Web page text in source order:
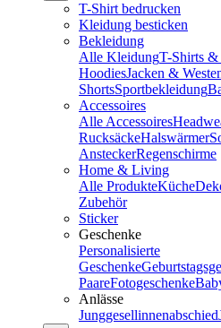
T-Shirt bedrucken
Kleidung besticken
Bekleidung
Alle KleidungT-Shirts &
HoodiesJacken &
ShortsSportbekleidung
Accessoires
Alle Accessoires
RucksäckeHalswärmer
AnsteckerRegenschirme
Home & Living
Alle ProdukteKüche
Zubehör
Sticker
Geschenke
Personalisierte
Geschenke
PaareFotogeschenke
Anlässe
Junggesellinnenabschied